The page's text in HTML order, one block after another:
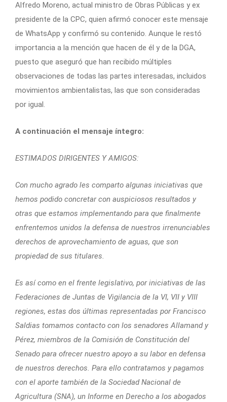
Alfredo Moreno, actual ministro de Obras Públicas y ex
presidente de la CPC, quien afirmó conocer este mensaje
de WhatsApp y confirmó su contenido. Aunque le restó
importancia a la mención que hacen de él y de la DGA,
puesto que aseguró que han recibido múltiples
observaciones de todas las partes interesadas, incluidos
movimientos ambientalistas, las que son consideradas
por igual.
A continuación el mensaje íntegro:
ESTIMADOS DIRIGENTES Y AMIGOS:
Con mucho agrado les comparto algunas iniciativas que
hemos podido concretar con auspiciosos resultados y
otras que estamos implementando para que finalmente
enfrentemos unidos la defensa de nuestros irrenunciables
derechos de aprovechamiento de aguas, que son
propiedad de sus titulares.
Es así como en el frente legislativo, por iniciativas de las
Federaciones de Juntas de Vigilancia de la VI, VII y VIII
regiones, estas dos últimas representadas por Francisco
Saldias tomamos contacto con los senadores Allamand y
Pérez, miembros de la Comisión de Constitución del
Senado para ofrecer nuestro apoyo a su labor en defensa
de nuestros derechos. Para ello contratamos y pagamos
con el aporte también de la Sociedad Nacional de
Agricultura (SNA), un Informe en Derecho a los abogados